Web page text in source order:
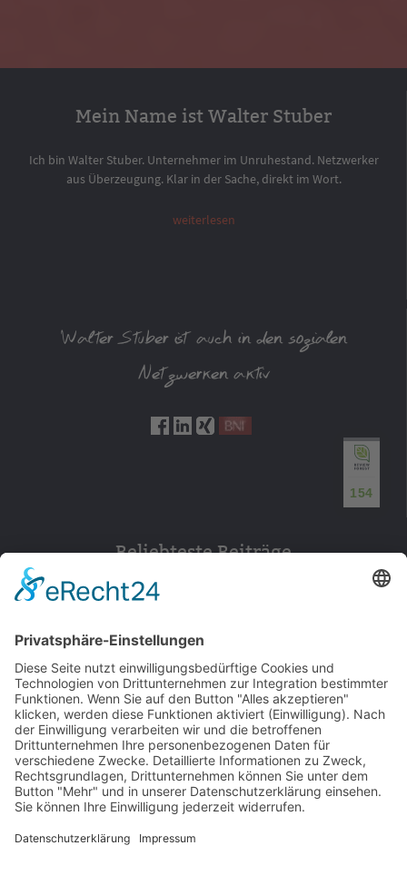
Mein Name ist Walter Stuber
Ich bin Walter Stuber. Unternehmer im Unruhestand. Netzwerker
aus Überzeugung. Klar in der Sache, direkt im Wort.
weiterlesen
Walter Stuber ist auch in den sozialen
Netzwerken aktiv
Beliebteste Beiträge
© 2026 Walter Stuber -Impressum Datenschutz
Bewertungen auf ProvenExpert.com
154